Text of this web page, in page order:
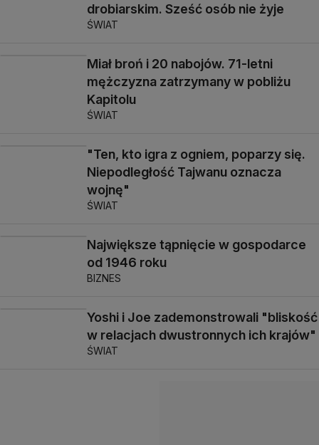
drobiarskim. Sześć osób nie żyje
ŚWIAT
Miał broń i 20 nabojów. 71-letni
mężczyzna zatrzymany w pobliżu
Kapitolu
ŚWIAT
"Ten, kto igra z ogniem, poparzy się.
Niepodległość Tajwanu oznacza
wojnę"
ŚWIAT
Największe tąpnięcie w gospodarce
od 1946 roku
BIZNES
Yoshi i Joe zademonstrowali "bliskość
w relacjach dwustronnych ich krajów"
ŚWIAT